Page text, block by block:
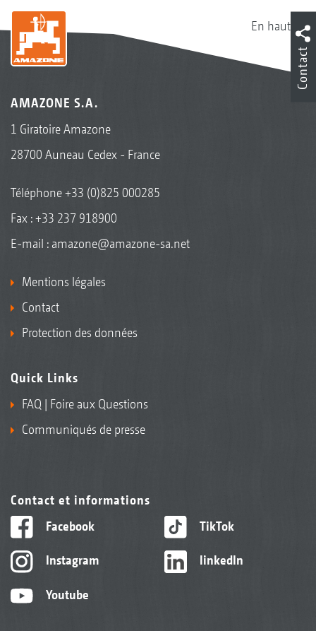
En haut
AMAZONE S.A.
1 Giratoire Amazone
28700 Auneau Cedex - France
Téléphone+33 (0)825 000285
Fax : +33 237 918900
E-mail : amazone@amazone-sa.net
Mentions légales
Contact
Protection des données
Quick Links
FAQ | Foire aux Questions
Communiqués de presse
Contact et informations
Facebook
Instagram
Youtube
TikTok
linkedIn
Contact